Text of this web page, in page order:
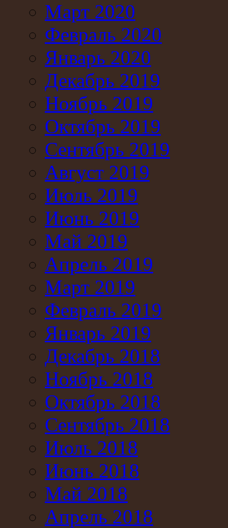
Март 2020
Февраль 2020
Январь 2020
Декабрь 2019
Ноябрь 2019
Октябрь 2019
Сентябрь 2019
Август 2019
Июль 2019
Июнь 2019
Май 2019
Апрель 2019
Март 2019
Февраль 2019
Январь 2019
Декабрь 2018
Ноябрь 2018
Октябрь 2018
Сентябрь 2018
Июль 2018
Июнь 2018
Май 2018
Апрель 2018